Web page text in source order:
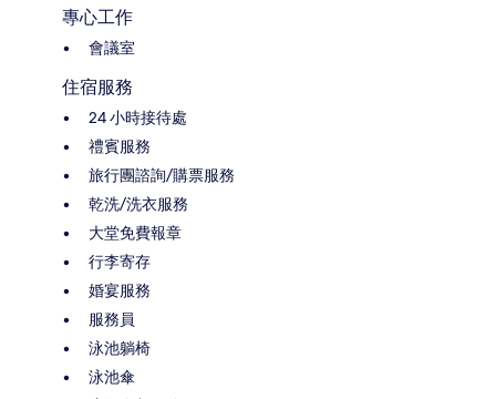
專心工作
會議室
住宿服務
24 小時接待處
禮賓服務
旅行團諮詢/購票服務
乾洗/洗衣服務
大堂免費報章
行李寄存
婚宴服務
服務員
泳池躺椅
泳池傘